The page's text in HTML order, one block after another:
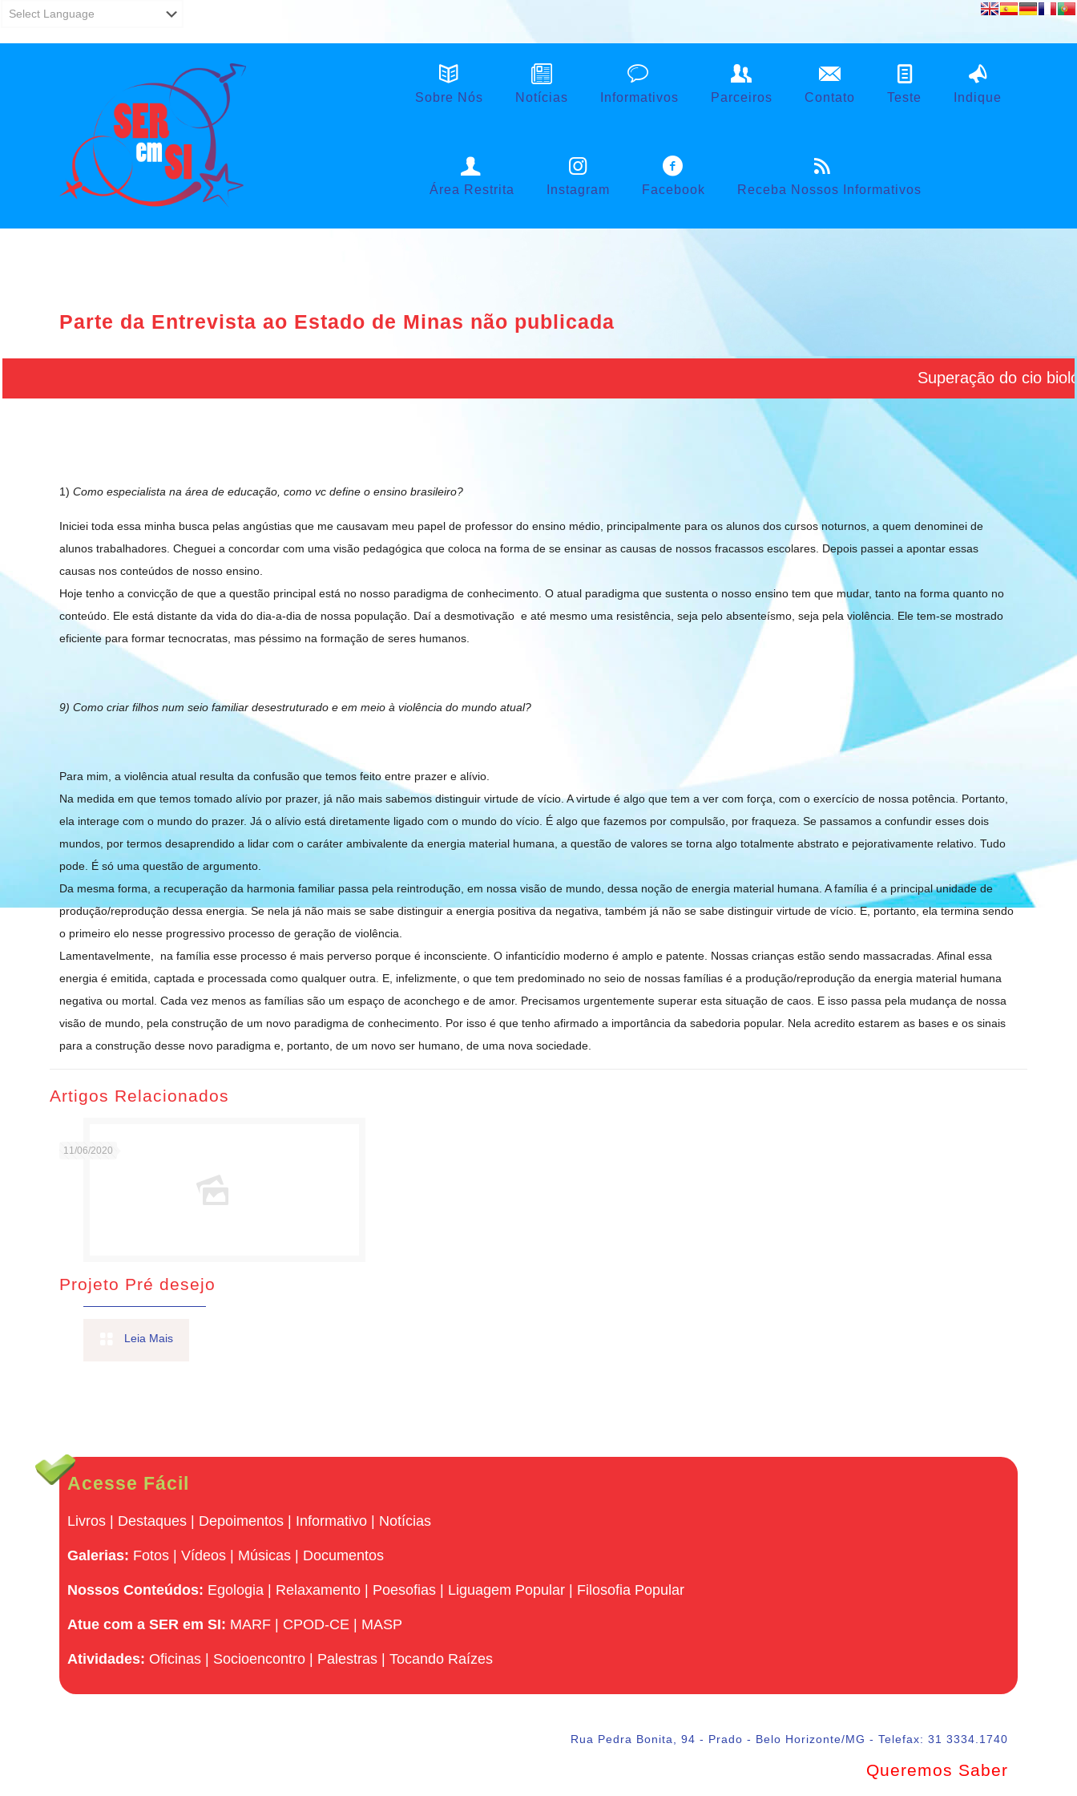
Sobre Nós Notícias Informativos Parceiros Contato Teste Indique
Área Restrita Instagram Facebook Receba Nossos Informativos
Parte da Entrevista ao Estado de Minas não publicada
Superação do cio
1)Como especialista na área de educação, como vc define o ensino brasileiro?
Iniciei toda essa minha busca pelas angústias que me causavam meu papel de professor do ensino médio, principalmente para os alunos dos cursos noturnos, a quem denominei de
alunos trabalhadores. Cheguei a concordar com uma visão pedagógica que coloca na forma de se ensinar as causas de nossos fracassos escolares. Depois passei a apontar essas
causas nos conteúdos de nosso ensino.
Hoje tenho a convicção de que a questão principal está no nosso paradigma de conhecimento. O atual paradigma que sustenta o nosso ensino tem que mudar, tanto na forma quanto no
conteúdo. Ele está distante da vida do dia-a-dia de nossa população. Daí a desmotivação e até mesmo uma resistência, seja pelo absenteísmo, seja pela violência. Ele tem-se mostrado
eficiente para formar tecnocratas, mas péssimo na formação de seres humanos.
9) Como criar filhos num seio familiar desestruturado e em meio à violência do mundo atual?
Para mim, a violência atual resulta da confusão que temos feito entre prazer e alívio.
Na medida em que temos tomado alívio por prazer, já não mais sabemos distinguir virtude de vício. A virtude é algo que tem a ver com força, com o exercício de nossa potência. Portanto,
ela interage com o mundo do prazer. Já o alívio está diretamente ligado com o mundo do vício. É algo que fazemos por compulsão, por fraqueza. Se passamos a confundir esses dois
mundos, por termos desaprendido a lidar com o caráter ambivalente da energia material humana, a questão de valores se torna algo totalmente abstrato e pejorativamente relativo. Tudo
pode. É só uma questão de argumento.
Da mesma forma, a recuperação da harmonia familiar passa pela reintrodução, em nossa visão de mundo, dessa noção de energia material humana. A família é a principal unidade de
produção/reprodução dessa energia. Se nela já não mais se sabe distinguir a energia positiva da negativa, também já não se sabe distinguir virtude de vício. E, portanto, ela termina sendo
o primeiro elo nesse progressivo processo de geração de violência.
Lamentavelmente, na família esse processo é mais perverso porque é inconsciente. O infanticídio moderno é amplo e patente. Nossas crianças estão sendo massacradas. Afinal essa
energia é emitida, captada e processada como qualquer outra. E, infelizmente, o que tem predominado no seio de nossas famílias é a produção/reprodução da energia material humana
negativa ou mortal. Cada vez menos as famílias são um espaço de aconchego e de amor. Precisamos urgentemente superar esta situação de caos. E isso passa pela mudança de nossa
visão de mundo, pela construção de um novo paradigma de conhecimento. Por isso é que tenho afirmado a importância da sabedoria popular. Nela acredito estarem as bases e os sinais
para a construção desse novo paradigma e, portanto, de um novo ser humano, de uma nova sociedade.
Artigos Relacionados
11/06/2020
Projeto Pré desejo
Leia Mais
Acesse Fácil
Livros Destaques Depoimentos Informativo Notícias
Galerias: Fotos |Vídeos Músicas Documentos
Nossos Conteúdos: Egologia Relaxamento Poesofias Liguagem Popular Filosofia Popular
Atue com a SER em SI: MARF CPOD-CE MASP
Atividades: Oficinas Socioencontro Palestras |Tocando Raízes
Rua Pedra Bonita, 94 - Prado - Belo Horizonte/MG - Telefax: 31 3334.1740
Queremos Saber